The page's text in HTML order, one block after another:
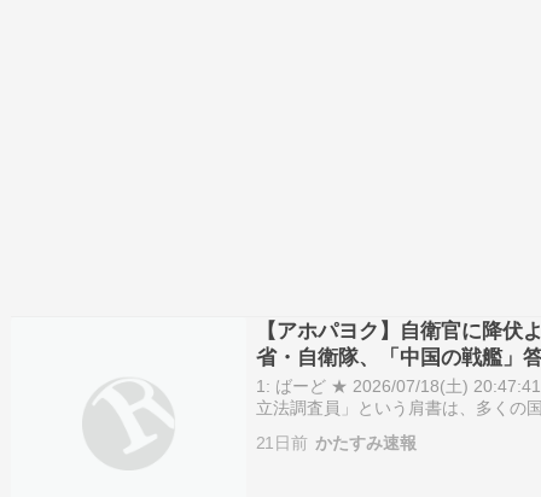
【アホパヨク】自衛官に降伏
省・自衛隊、「中国の戦艦」
1: ばーど ★ 2026/07/18(土)
立法調査員」という肩書は、多くの
及されるに至った。この経歴が詐
常に問題であ…
21日前 かたすみ速報